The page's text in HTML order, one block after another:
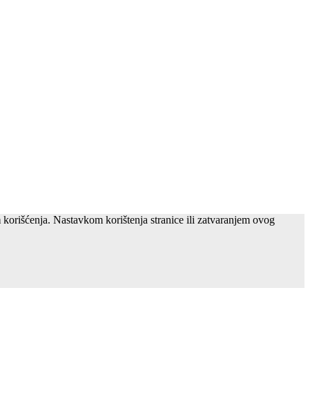
Nastavkom korištenja stranice ili zatvaranjem ovog